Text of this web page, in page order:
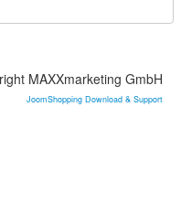
(США)
italiana
MAXXmarketing GmbH
JoomShopping Download & Support